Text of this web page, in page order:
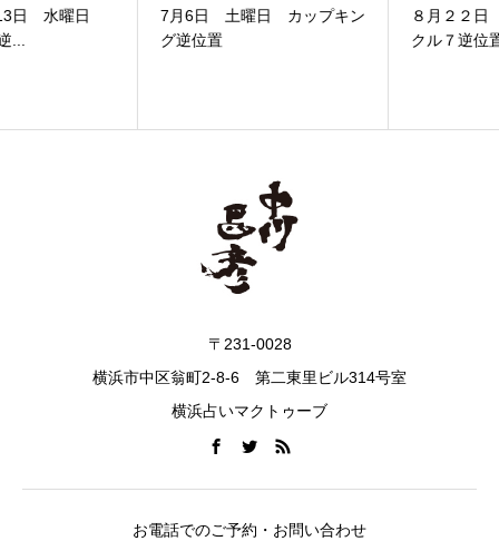
7月6日 土曜日 カップキン
グ逆位置
８月２２日 木曜日 ペンタ
〒231-0028
横浜市中区翁町2-8-6 第二東里ビル314号室
横浜占いマクトゥーブ
お電話でのご予約・お問い合わせ